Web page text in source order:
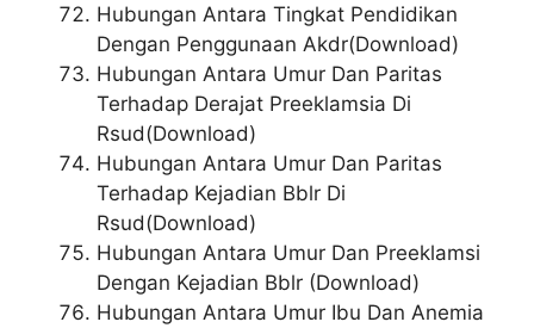
Hubungan Antara Tingkat Pendidikan
Dengan Penggunaan Akdr(Download)
Hubungan Antara Umur Dan Paritas
Terhadap Derajat Preeklamsia Di
Rsud(Download)
Hubungan Antara Umur Dan Paritas
Terhadap Kejadian Bblr Di
Rsud(Download)
Hubungan Antara Umur Dan Preeklamsi
Dengan Kejadian Bblr (Download)
Hubungan Antara Umur Ibu Dan Anemia